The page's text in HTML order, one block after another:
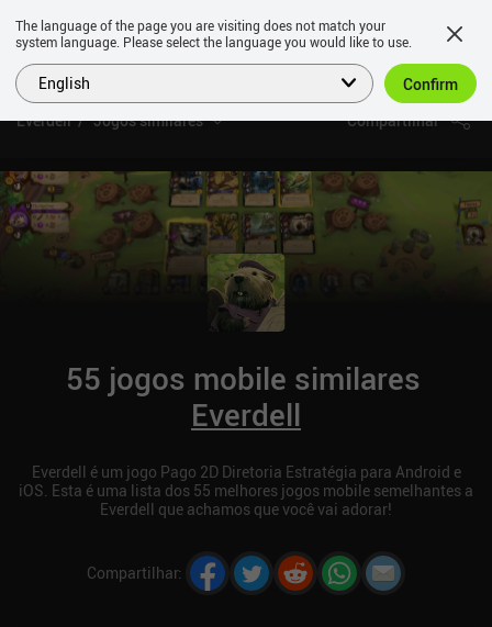
Everdell Jogos similares Compartilhar
55 jogos mobile similares
Everdell
Everdell é um jogo Pago 2D Diretoria Estratégia para Android e
iOS. Esta é uma lista dos 55 melhores jogos mobile semelhantes a
Everdell que achamos que você vai adorar!
Compartilhar:
The language of the page you are visiting does not match your
system language. Please select the language you would like to use.
English Confirm